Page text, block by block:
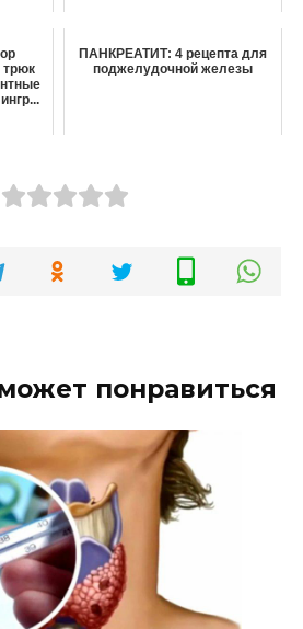
трюк
ПАНКРЕАТИТ: 4 рецепта для
поджелудочной железы
понравиться